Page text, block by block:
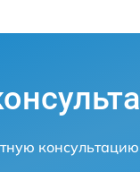
консультацию